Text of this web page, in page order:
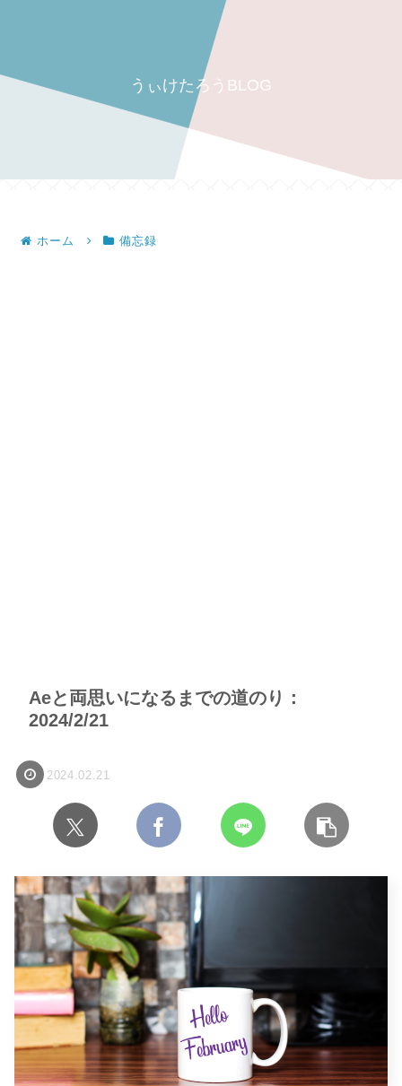
うぃけたろうBLOG
ホーム 備忘録
Aeと両思いになるまでの道のり：
2024/2/21
2024.02.21